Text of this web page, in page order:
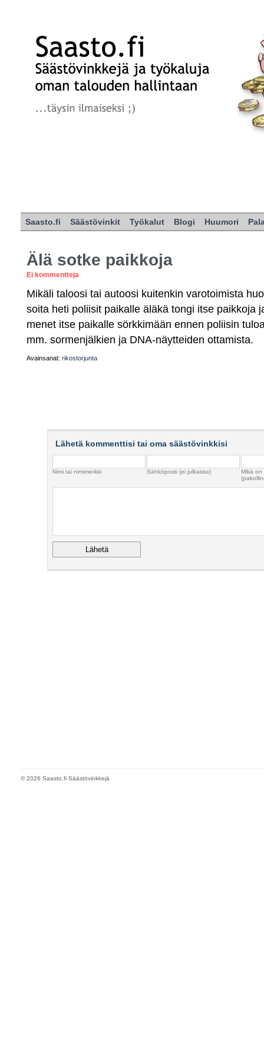
Saasto.fi Säästövinkit Työkalut Blogi Huumori
Älä sotke paikkoja
Ei kommentteja
Mikäli taloosi tai autoosi kuitenkin varotoimista
soita heti poliisit paikalle äläkä tongi itse paikkoja
menet itse paikalle sörkkimään ennen poliisin
mm. sormenjälkien ja DNA-näytteiden ottamista.
Avainsanat: rikostorjunta
Lähetä kommenttisi tai oma säästövinkkisi
Nimi tai nimimerkki Sähköposti (ei julkaista)
Mikä
© 2026 Saasto.fi Säästövinkkejä